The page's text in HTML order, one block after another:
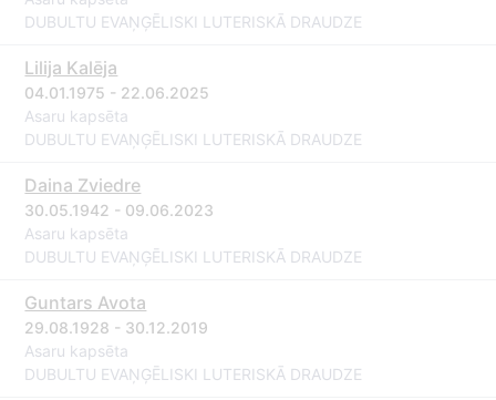
DUBULTU EVAŅĢĒLISKI LUTERISKĀ DRAUDZE
Lilija Kalēja
04.01.1975 - 22.06.2025
Asaru kapsēta
DUBULTU EVAŅĢĒLISKI LUTERISKĀ DRAUDZE
Daina Zviedre
30.05.1942 - 09.06.2023
Asaru kapsēta
DUBULTU EVAŅĢĒLISKI LUTERISKĀ DRAUDZE
Guntars Avota
29.08.1928 - 30.12.2019
Asaru kapsēta
DUBULTU EVAŅĢĒLISKI LUTERISKĀ DRAUDZE